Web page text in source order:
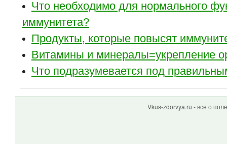
Что необходимо для нормального
иммунитета?
Продукты, которые повысят
Витамины и минералы=укрепление
Что подразумевается под
Vkus-zdorvya.ru - все о